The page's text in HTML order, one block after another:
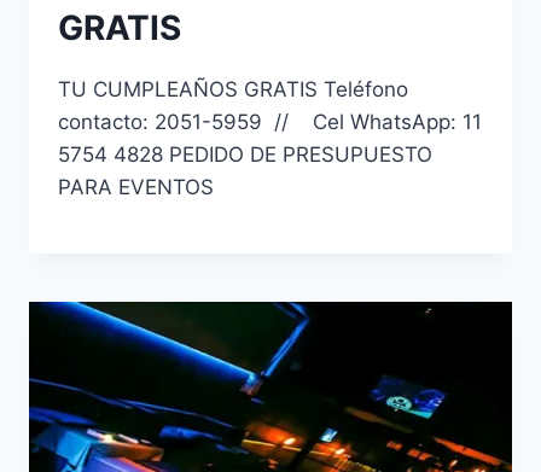
GRATIS
TU CUMPLEAÑOS GRATIS Teléfono
contacto: 2051-5959 // Cel WhatsApp: 11
5754 4828 PEDIDO DE PRESUPUESTO
PARA EVENTOS